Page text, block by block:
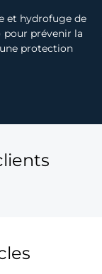
et hydrofuge de
pour prévenir la
protection